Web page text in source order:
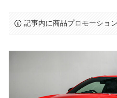
記事内に商品プロモーショ